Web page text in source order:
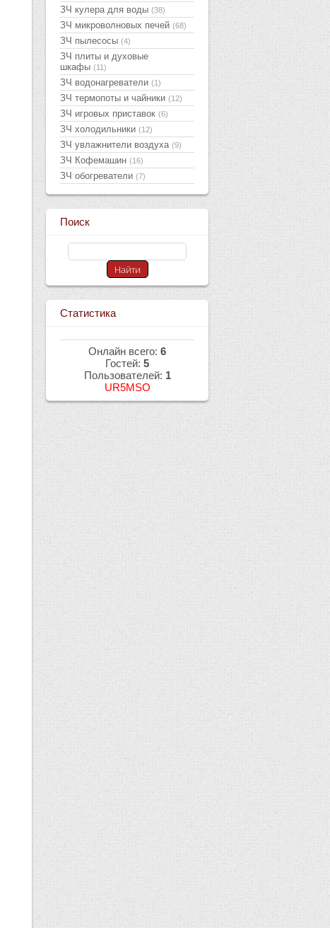
ЗЧ кулера для воды (38)
ЗЧ микроволновых печей (68)
ЗЧ пылесосы (4)
ЗЧ плиты и духовые
шкафы (11)
ЗЧ водонагреватели (1)
ЗЧ термопоты и чайники (12)
ЗЧ игровых приставок (6)
ЗЧ холодильники (12)
ЗЧ увлажнители воздуха (9)
ЗЧ Кофемашин (16)
ЗЧ обогреватели (7)
Поиск
Статистика
Онлайн всего: 6
Гостей: 5
Пользователей: 1
UR5MSO